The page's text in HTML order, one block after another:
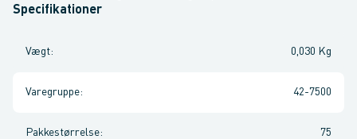
Specifikationer
Vægt: 0,030 Kg
Varegruppe: 42-7500
Pakkestørrelse: 75